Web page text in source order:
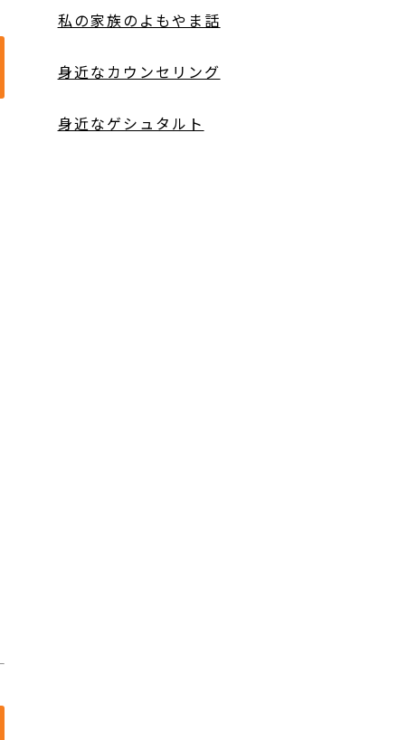
私の家族のよもやま話
身近なカウンセリング
身近なゲシュタルト